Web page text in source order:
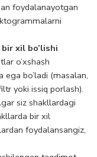
foydalanayotgan
xil bo’lishi
o’xshash
ega bo’ladi (masalan,
yoki issiq porlash).
siz shakllardagi
bir xil
foydalansangiz,